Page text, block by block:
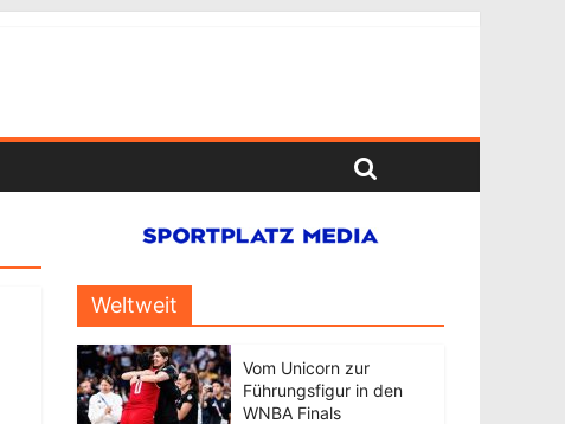
Weltweit
Vom Unicorn zur
Führungsfigur in den
WNBA Finals